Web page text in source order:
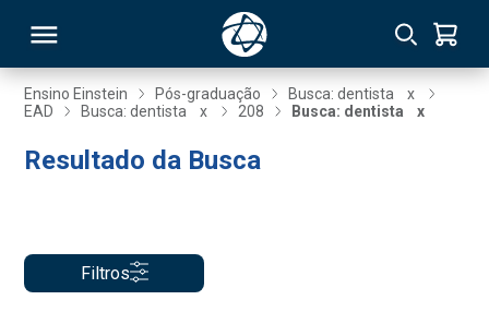
Ensino Einstein Pós-graduação Busca: dentista
x
EAD
Busca: dentista x 208 Busca: dentista x
Resultado da Busca
Filtros